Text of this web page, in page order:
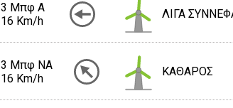
3 Μπφ Α
16 Km/h
ΛΙΓΑ
3 Μπφ NA
16 Km/h
ΚΑΘΑΡΟΣ